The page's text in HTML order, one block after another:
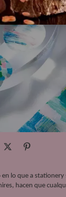
lo que a stationery
hacen que